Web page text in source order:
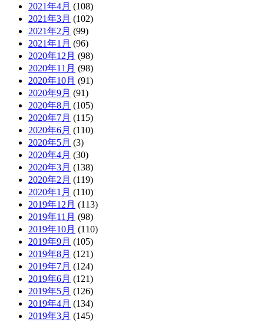
2021年4月 (108)
2021年3月 (102)
2021年2月 (99)
2021年1月 (96)
2020年12月 (98)
2020年11月 (98)
2020年10月 (91)
2020年9月 (91)
2020年8月 (105)
2020年7月 (115)
2020年6月 (110)
2020年5月 (3)
2020年4月 (30)
2020年3月 (138)
2020年2月 (119)
2020年1月 (110)
2019年12月 (113)
2019年11月 (98)
2019年10月 (110)
2019年9月 (105)
2019年8月 (121)
2019年7月 (124)
2019年6月 (121)
2019年5月 (126)
2019年4月 (134)
2019年3月 (145)